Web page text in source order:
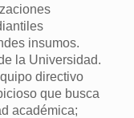
insumos.
la Universidad.
directivo
que busca
académica;